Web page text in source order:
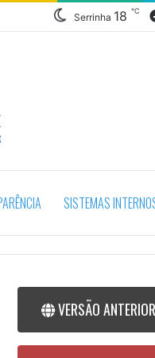
Serrinha 18 ℃
SISTEMAS
VERSÃO